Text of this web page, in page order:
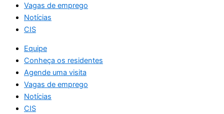
Vagas de emprego
Notícias
CIS
Equipe
Conheça os residentes
Agende uma visita
Vagas de emprego
Notícias
CIS